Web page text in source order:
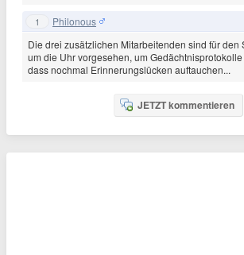
1 Philonous
Die drei zusätzlichen Mitarbeitenden sind für den
um die Uhr vorgesehen, um
dass nochmal Erinnerungslücken auftauchen...
JETZT kommentieren